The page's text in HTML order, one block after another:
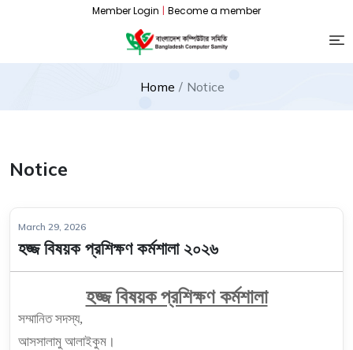
Member Login | Become a member
Home Notice
Notice
March 29, 2026
হজ্জ বিষয়ক প্রশিক্ষণ কর্মশালা ২০২৬
হজ্জ বিষয়ক প্রশিক্ষণ কর্মশালা
সম্মানিত সদস্য,
আসসালামু আলাইকুম।